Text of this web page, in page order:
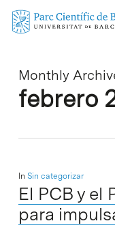
Skip
Monthly
febrero
In Sin categorizar
El PCB y el
para